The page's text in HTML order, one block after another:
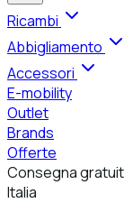
Ricambi
Abbigliamento
Accessori
E-mobility
Outlet
Brands
Offerte
Consegna
Italia